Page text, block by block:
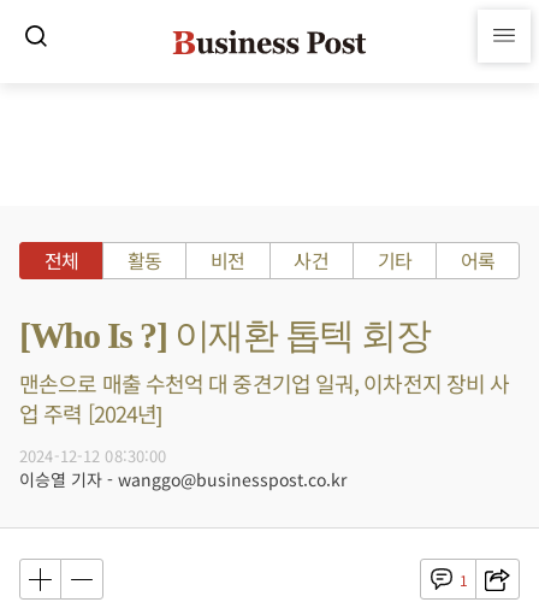
전체 활동 비전 사건 기타 어록
[Who Is ?] 이재환 톱텍 회장
맨손으로 매출 수천억 대 중견기업 일궈, 이차전지 장비 사
업 주력 [2024년]
2024-12-12 08:30:00
이승열 기자 - wanggo@businesspost.co.kr
1